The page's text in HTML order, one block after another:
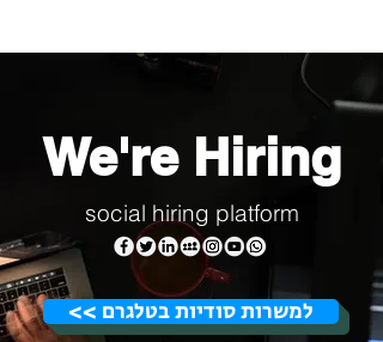
We're Hiring
social hiring platform
<< למשרות סודיות בטלגרם